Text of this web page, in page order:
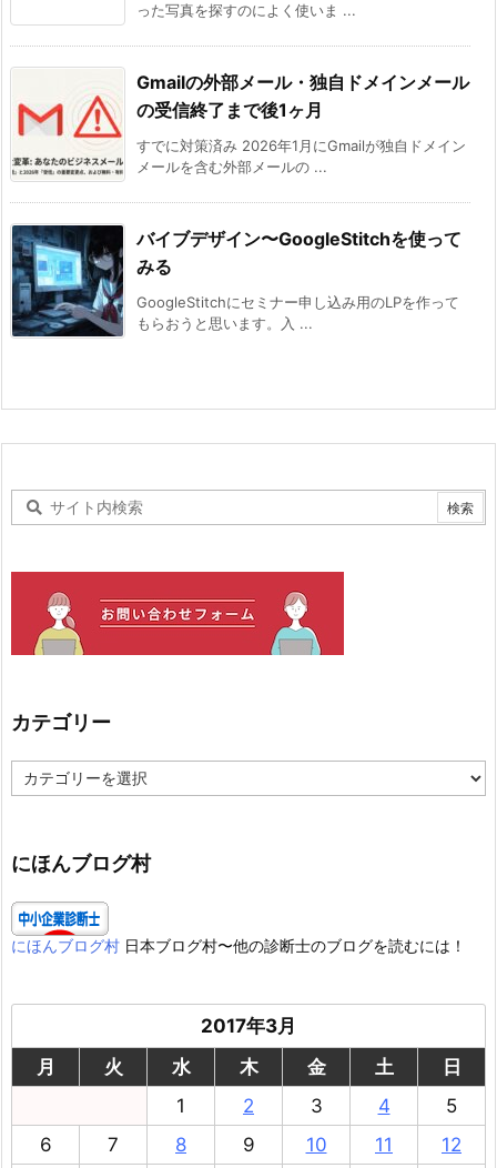
った写真を探すのによく使いま ...
Gmailの外部メール・独自ドメインメール
の受信終了まで後1ヶ月
すでに対策済み 2026年1月にGmailが独自ドメイン
メールを含む外部メールの ...
バイブデザイン〜GoogleStitchを使って
みる
GoogleStitchにセミナー申し込み用のLPを作って
もらおうと思います。入 ...
カテゴリー
テ
ー
にほんブログ村
にほんブログ村 日本ブログ村〜他の診断士のブログを読むには！
2017年3月
月
火 水 木 金 土
日
1
2 3 4
5
6
7 8 9 10 11
12